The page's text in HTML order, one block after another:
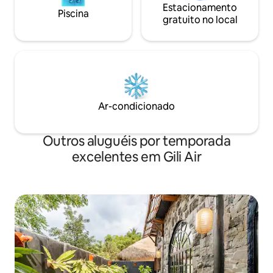
Piscina
Estacionamento
gratuito no local
Ar-condicionado
Outros aluguéis por temporada
excelentes em Gili Air